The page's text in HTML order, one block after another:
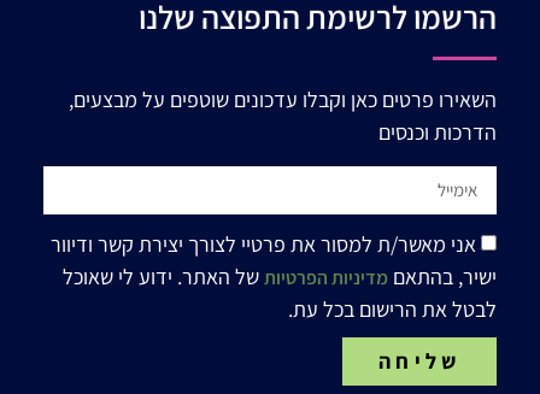
הרשמו לרשימת התפוצה שלנו
השאירו פרטים כאן וקבלו עדכונים שוטפים על מבצעים,
הדרכות וכנסים
אני מאשר/ת למסור את פרטיי לצורך יצירת קשר ודיוור
ישיר, בהתאם מדיניות הפרטיותשל האתר. ידוע לי שאוכל
לבטל את הרישום בכל עת.
שליחה